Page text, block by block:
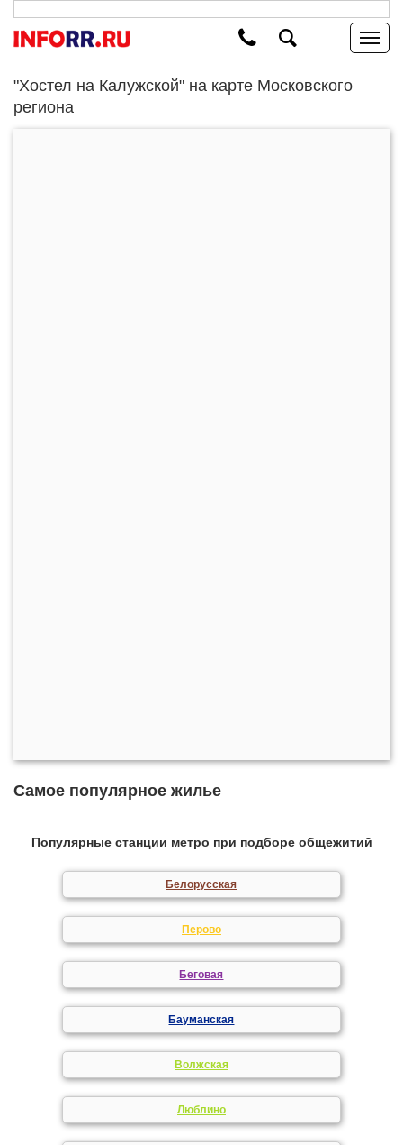
"Хостел на Калужской" на карте Московского
региона
Самое популярное жилье
Популярные станции метро при подборе общежитий
Белорусская
Перово
Беговая
Бауманская
Волжская
Люблино